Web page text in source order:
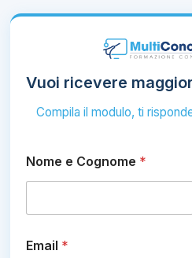
Vuoi ricevere
Compila il modulo, ti
Nome e Cognome *
Email *